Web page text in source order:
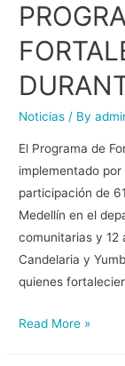
Noticias / By
El Programa de
implementado
participación de
Medellín en el
comunitarias y 12
Candelaria y
quienes
Read More »